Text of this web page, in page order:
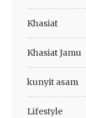
Khasiat
Khasiat Jamu
kunyit asam
Lifestyle